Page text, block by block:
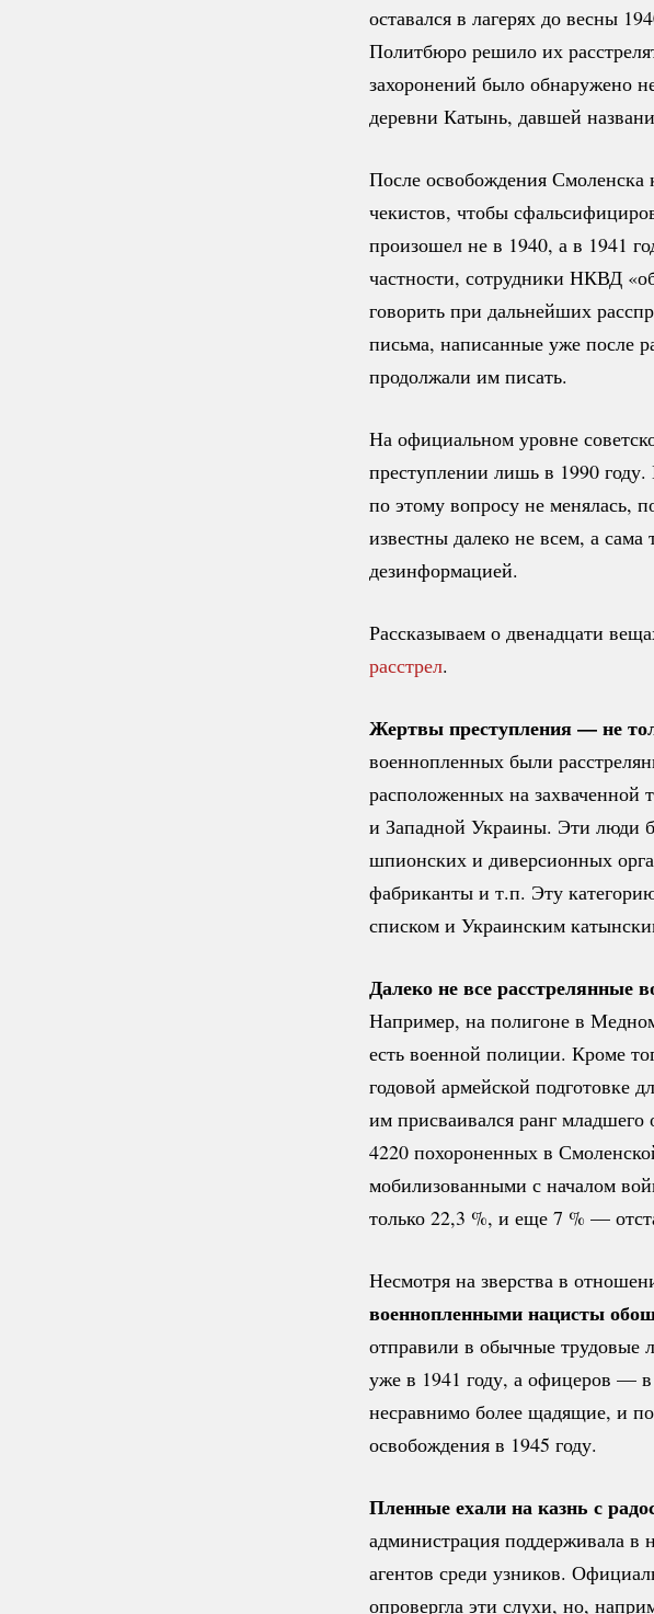
оставался в лагерях до весны
Политбюро решило их
захоронений было обнаружено
деревни Катынь, давшей
После освобождения Смоленска
чекистов, чтобы
произошел не в 1940, а в 1941
частности, сотрудники НКВД
говорить при дальнейших
письма, написанные уже после
продолжали им писать.
На официальном уровне
преступлении лишь в 1990 году.
по этому вопросу не менялась,
известны далеко не всем, а
дезинформацией.
Рассказываем о двенадцати
расстрел.
Жертвы преступления — не
военнопленных были
расположенных на захваченной
и Западной Украины. Эти люди
шпионских и диверсионных
фабриканты и т.п. Эту
списком и Украинским
Далеко не все
Например, на полигоне в
есть военной полиции. Кроме
годовой армейской подготовке
им присваивался ранг младшего
4220 похороненных в
мобилизованными с началом
только 22,3 %, и еще 7 % —
Несмотря на зверства в
военнопленными нацисты
отправили в обычные трудовые
уже в 1941 году, а офицеров —
несравнимо более щадящие, и
освобождения в 1945 году.
Пленные ехали на казнь с
администрация поддерживала в
агентов среди узников.
опровергла эти слухи, но,